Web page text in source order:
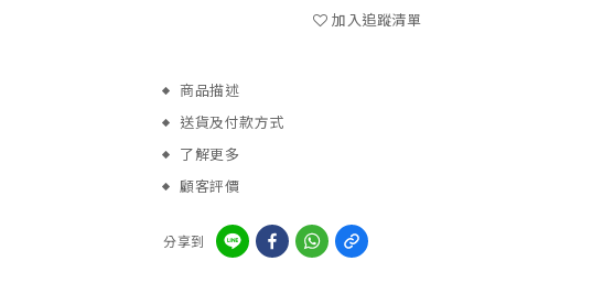
加入追蹤清單
商品描述
送貨及付款方式
了解更多
顧客評價
分享到